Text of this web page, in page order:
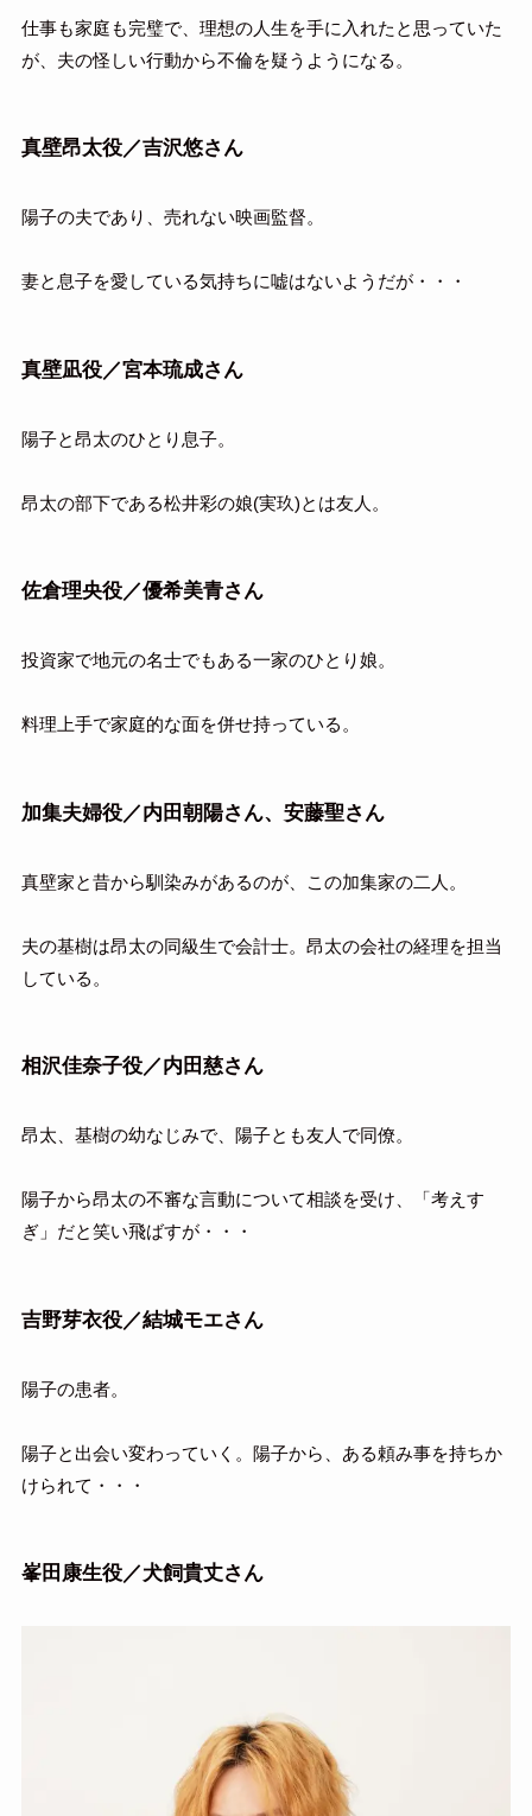
仕事も家庭も完璧で、理想の人生を手に入れたと思っていた
が、夫の怪しい行動から不倫を疑うようになる。
真壁昂太役／吉沢悠さん
陽子の夫であり、売れない映画監督。
妻と息子を愛している気持ちに嘘はないようだが・・・
真壁凪役／宮本琉成さん
陽子と昂太のひとり息子。
昂太の部下である松井彩の娘(実玖)とは友人。
佐倉理央役／優希美青さん
投資家で地元の名士でもある一家のひとり娘。
料理上手で家庭的な面を併せ持っている。
加集夫婦役／内田朝陽さん、安藤聖さん
真壁家と昔から馴染みがあるのが、この加集家の二人。
夫の基樹は昂太の同級生で会計士。昂太の会社の経理を担当
している。
相沢佳奈子役／内田慈さん
昂太、基樹の幼なじみで、陽子とも友人で同僚。
陽子から昂太の不審な言動について相談を受け、「考えす
ぎ」だと笑い飛ばすが・・・
吉野芽衣役／結城モエさん
陽子の患者。
陽子と出会い変わっていく。陽子から、ある頼み事を持ちか
けられて・・・
峯田康生役／犬飼貴丈さん